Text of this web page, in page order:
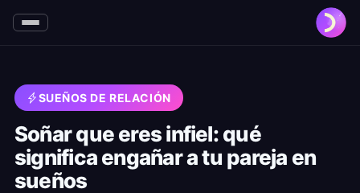
SUEÑOS DE RELACIÓN
Soñar que eres infiel: qué
significa engañar a tu pareja en
sueños